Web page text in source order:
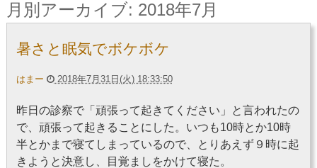
月別アーカイブ: 2018年7月
暑さと眠気でボケボケ
はまー 2018年7月31日(火) 18:33:50
昨日の診察で「頑張って起きてください」と言われたの
で、頑張って起きることにした。いつも10時とか10時
半とかまで寝てしまっているので、とりあえず９時に起
きようと決意し、目覚ましをかけて寝た。